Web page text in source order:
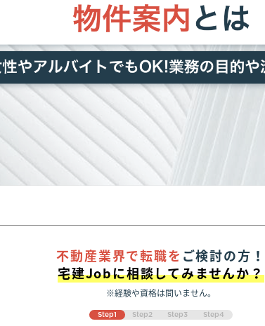
不動産業界で転職を ご検討の方！
宅建Jobに相談してみませんか？
※経験や資格は問いません。
Step1 Step2 Step3 Step4